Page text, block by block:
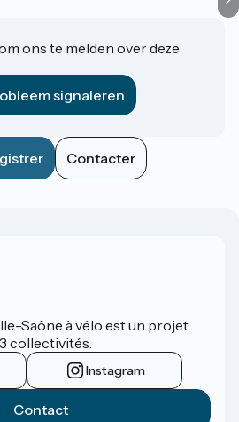
ons te melden over deze
signaleren
Contacter
Saône à vélo est un projet
collectivités.
Instagram
Contact